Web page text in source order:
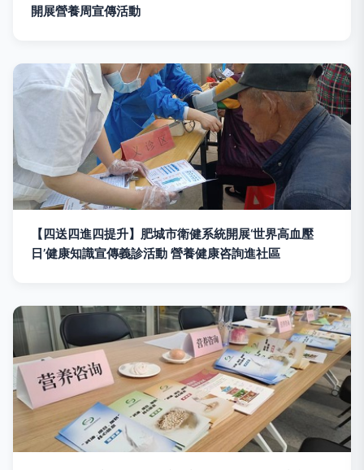
開展營養周宣傳活動
【四送四進四提升】肥城市衛健系統開展‘世界高血壓
日’健康知識宣傳義診活動 營養健康咨詢進社區